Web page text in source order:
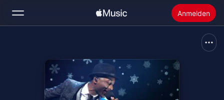
Anmelden
Startseite